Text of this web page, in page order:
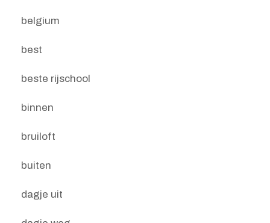
belgium
best
beste rijschool
binnen
bruiloft
buiten
dagje uit